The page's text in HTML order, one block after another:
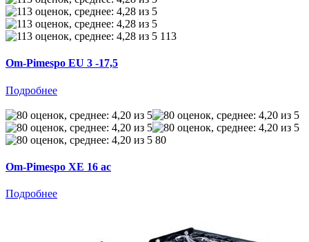
113
Om-Pimespo EU 3 -17,5
Подробнее
80
Om-Pimespo XE 16 ac
Подробнее